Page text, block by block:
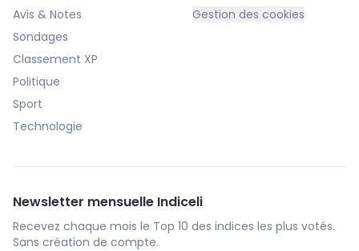
Avis & Notes
Sondages
Classement XP
Politique
Sport
Technologie
Gestion des cookies
Newsletter mensuelle Indiceli
Recevez chaque mois le Top 10 des indices les plus votés.
Sans création de compte.